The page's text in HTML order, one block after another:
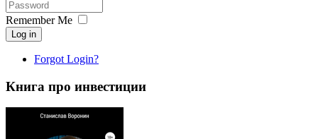
Remember Me
Log in
Forgot Login?
Книга про инвестиции